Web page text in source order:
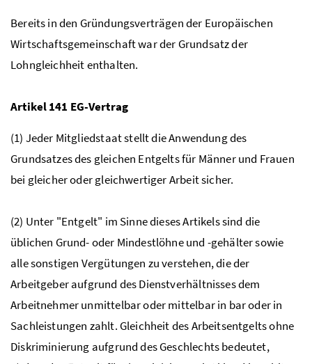
Bereits in den Gründungsverträgen der Europäischen
Wirtschaftsgemeinschaft war der Grundsatz der
Lohngleichheit enthalten.
Artikel 141 EG-Vertrag
(1) Jeder Mitgliedstaat stellt die Anwendung des
Grundsatzes des gleichen Entgelts für Männer und Frauen
bei gleicher oder gleichwertiger Arbeit sicher.
(2) Unter "Entgelt" im Sinne dieses Artikels sind die
üblichen Grund- oder Mindestlöhne und -gehälter sowie
alle sonstigen Vergütungen zu verstehen, die der
Arbeitgeber aufgrund des Dienstverhältnisses dem
Arbeitnehmer unmittelbar oder mittelbar in bar oder in
Sachleistungen zahlt. Gleichheit des Arbeitsentgelts ohne
Diskriminierung aufgrund des Geschlechts bedeutet,